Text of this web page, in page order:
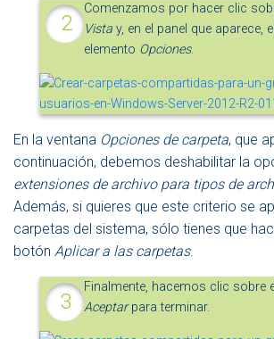
Comenzamos por hacer clic
Vista y, en el panel que aparece,
elemento Opciones.
En la ventana Opciones de carpeta, que
continuación, debemos deshabilitar la
extensiones de archivo para tipos de
Además, si quieres que este criterio se
carpetas del sistema, sólo tienes que
botón Aplicar a las carpetas.
Finalmente, hacemos clic sobre
Aceptarpara terminar.